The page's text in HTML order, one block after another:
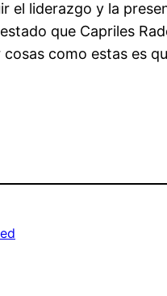
el liderazgo y la
que Capriles
cosas como estas es